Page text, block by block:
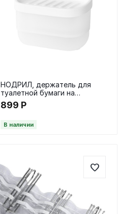
НОДРИЛ, держатель для
туалетной бумаги на
вакуумных присосках, белый
899 Р
В наличии